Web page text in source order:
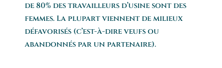
de 80% des travailleurs d’usine sont des
femmes. La plupart viennent de milieux
défavorisés (c’est-à-dire veufs ou
abandonnés par un partenaire).